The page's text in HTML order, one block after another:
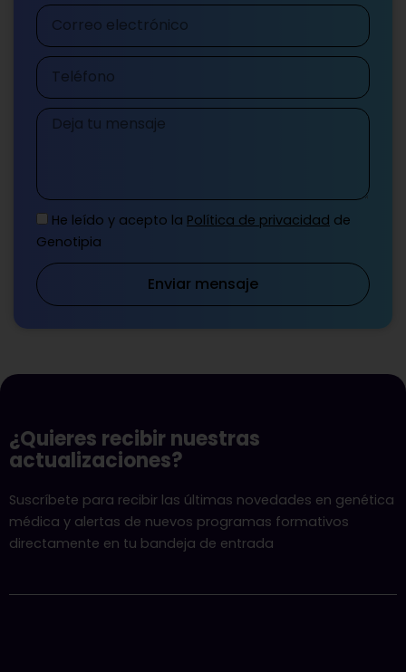
Correo
electrónico
Teléfono
Mensaje
He leído y acepto la Política de privacidad de
Genotipia
Enviar mensaje
¿Quieres recibir nuestras
actualizaciones?
Suscríbete para recibir las últimas novedades en genética
médica y alertas de nuevos programas formativos
directamente en tu bandeja de entrada